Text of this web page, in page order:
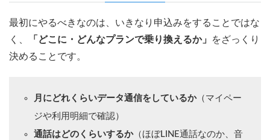
最初にやるべきなのは、いきなり申込みをすることではな
く、
「どこに・どんなプランで乗り換えるか」
をざっくり
決めることです。
月にどれくらいデータ通信をしているか（マイペー
ジや利用明細で確認）
通話はどのくらいするか（ほぼLINE通話なのか、音